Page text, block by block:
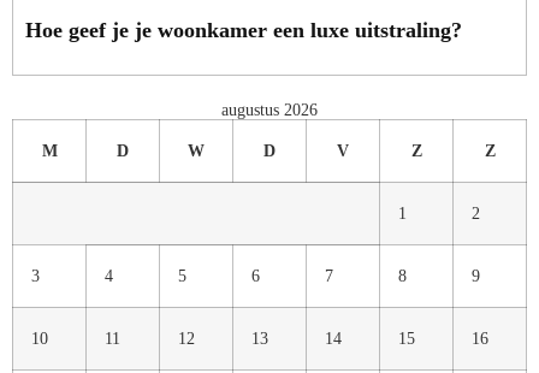
Hoe geef je je woonkamer een luxe uitstraling?
augustus 2026
M D W D V Z Z
1 2
3 4 5 6 7 8 9
10 11 12 13 14 15 16